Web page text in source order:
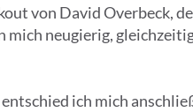
von David Overbeck,
neugierig,
ich mich